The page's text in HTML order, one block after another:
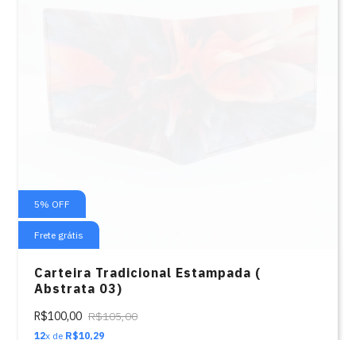
5% OFF
Frete grátis
Carteira Tradicional Estampada (
Abstrata 03)
R$100,00 R$105,00
12x de R$10,29